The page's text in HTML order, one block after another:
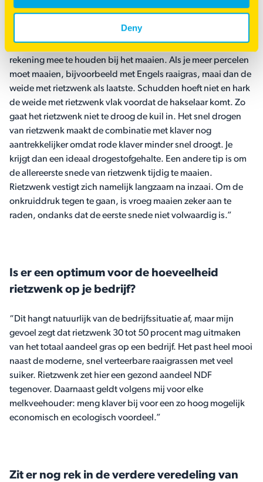
Deny
“Wanneer rietzwenk gemaaid is, ligt het luchtig op het veld
rekening mee te houden bij het maaien. Als je meer percelen
moet maaien, bijvoorbeeld met Engels raaigras, maai dan de
weide met rietzwenk als laatste. Schudden hoeft niet en hark
de weide met rietzwenk vlak voordat de hakselaar komt. Zo
gaat het rietzwenk niet te droog de kuil in. Het snel drogen
van rietzwenk maakt de combinatie met klaver nog
aantrekkelijker omdat rode klaver minder snel droogt. Je
krijgt dan een ideaal drogestofgehalte. Een andere tip is om
de allereerste snede van rietzwenk tijdig te maaien.
Rietzwenk vestigt zich namelijk langzaam na inzaai. Om de
onkruiddruk tegen te gaan, is vroeg maaien zeker aan te
raden, ondanks dat de eerste snede niet volwaardig is.”
Is er een optimum voor de hoeveelheid
rietzwenk op je bedrijf?
“Dit hangt natuurlijk van de bedrijfssituatie af, maar mijn
gevoel zegt dat rietzwenk 30 tot 50 procent mag uitmaken
van het totaal aandeel gras op een bedrijf. Het past heel mooi
naast de moderne, snel verteerbare raaigrassen met veel
suiker. Rietzwenk zet hier een gezond aandeel NDF
tegenover. Daarnaast geldt volgens mij voor elke
melkveehouder: meng klaver bij voor een zo hoog mogelijk
economisch en ecologisch voordeel.”
Zit er nog rek in de verdere veredeling van